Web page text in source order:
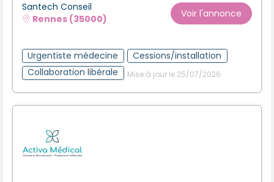
Santech Conseil
Rennes (35000)
Voir l'annonce
Urgentiste médecine
Cessions/installation
Collaboration libérale
Mise à jour le 25/07/2026